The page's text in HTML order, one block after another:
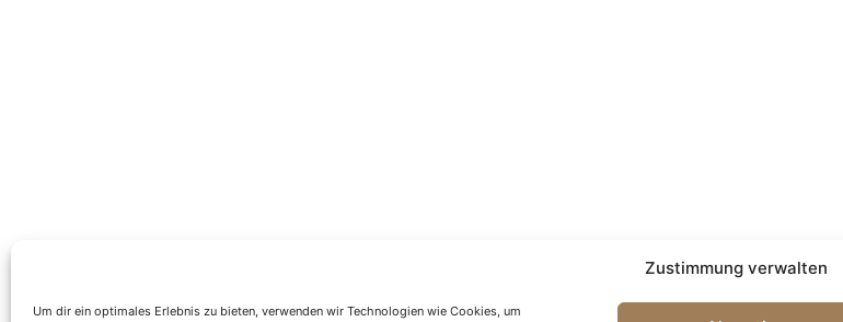
Zustimmung verwalten
Um dir ein optimales Erlebnis zu bieten, verwenden wir Technologien wie Cookies, um